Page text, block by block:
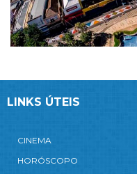
LINKS ÚTEIS
CINEMA
HORÓSCOPO